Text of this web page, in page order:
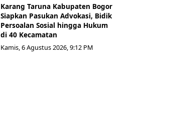
Karang Taruna Kabupaten Bogor
Siapkan Pasukan Advokasi, Bidik
Persoalan Sosial hingga Hukum
di 40 Kecamatan
Kamis, 6 Agustus 2026, 9:12 PM